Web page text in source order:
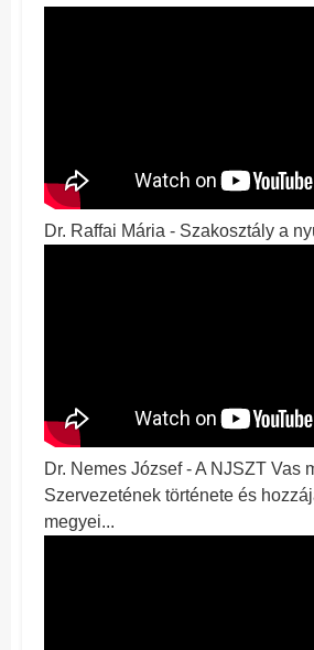
Dr. Raffai Mária - Szakosztály a
Dr. Nemes József - A NJSZT Vas
Szervezetének története és
megyei...